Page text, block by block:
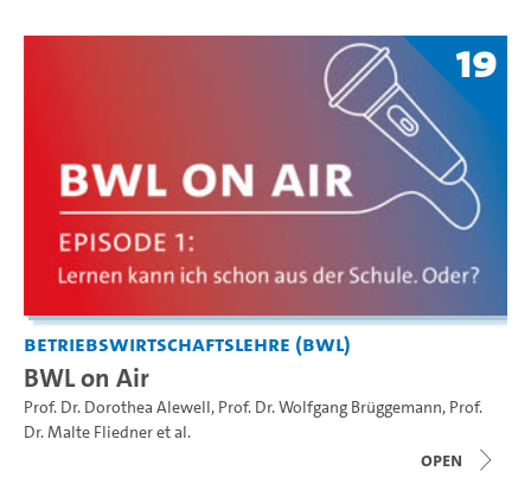
19
Betriebswirtschaftslehre (BWL)
BWL on Air
Prof. Dr. Dorothea Alewell, Prof. Dr. Wolfgang Brüggemann, Prof.
Dr. Malte Fliedneret al.
open